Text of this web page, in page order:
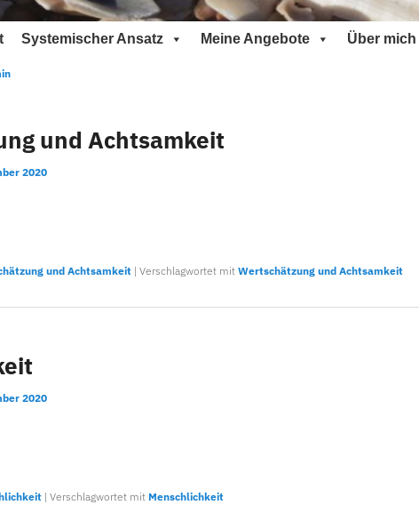
Systemischer Ansatz Meine Angebote Über mich
und Achtsamkeit
2020
und Achtsamkeit |Verschlagwortet mit Wertschätzung und Achtsamkeit
2020
|Verschlagwortet mit Menschlichkeit